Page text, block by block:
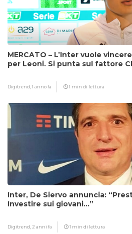
MERCATO – L’Inter vuole
per Leoni. Si punta sul fattore
Digitrend,1 anno fa 1 min di lettura
Inter, De Siervo annuncia:
Investire sui giovani…”
Digitrend, 2 anni fa 1 min di lettura